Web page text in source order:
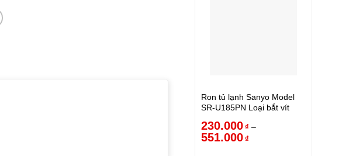
Ron tủ lạnh Sanyo Model
SR-U185PN Loại bắt vít
230.000 ₫ –
551.000 ₫